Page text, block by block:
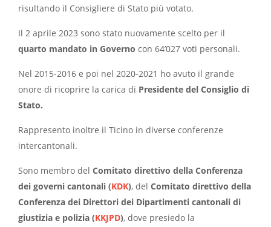
risultando il Consigliere di Stato più votato.
Il 2 aprile 2023 sono stato nuovamente scelto per il
quarto mandato in Governo con 64’027 voti personali.
Nel 2015-2016 e poi nel 2020-2021 ho avuto il grande
onore di ricoprire la carica di Presidente del Consiglio di
Stato.
Rappresento inoltre il Ticino in diverse conferenze
intercantonali.
Sono membro del Comitato direttivo della Conferenza
dei governi cantonali (KDK), del Comitato direttivo della
Conferenza dei Direttori dei Dipartimenti cantonali di
giustizia e polizia (KKJPD), dove presiedo la